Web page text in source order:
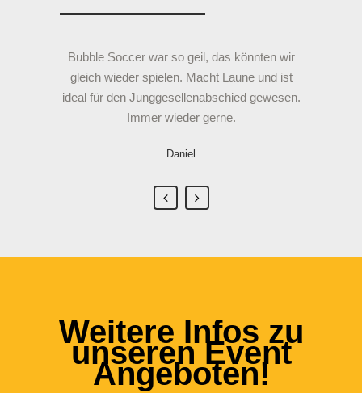
Bubble Soccer war so geil, das könnten wir
gleich wieder spielen. Macht Laune und ist
ideal für den Junggesellenabschied gewesen.
Immer wieder gerne.
Daniel
Weitere Infos zu
unseren Event
Angeboten!